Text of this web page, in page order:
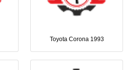
Toyota Corona 1993